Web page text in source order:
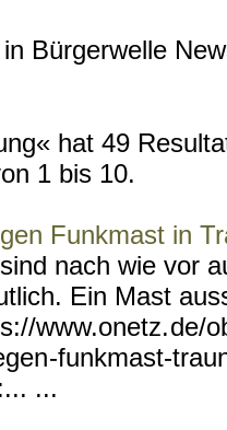
Bürgerwelle
hat 49
1 bis 10.
Funkmast in
nach wie vor
Ein Mast
www.onetz.de/
-funkmast-
...